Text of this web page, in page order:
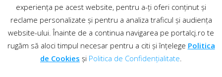
experiența pe acest website, pentru a-ți oferi conținut și
reclame personalizate și pentru a analiza traficul și audiența
website-ului. Înainte de a continua navigarea pe portalcj.ro te
rugăm să aloci timpul necesar pentru a citi și înțelege Politica
de Cookies și Politica de Confidențialitate.